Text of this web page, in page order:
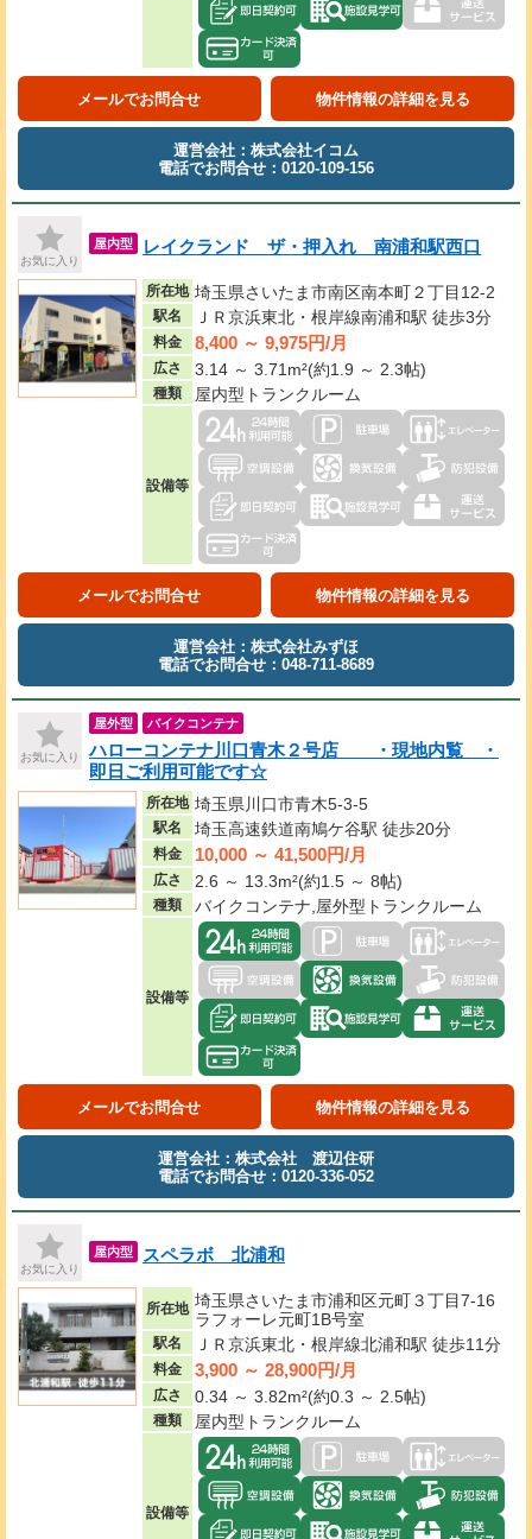
メールでお問合せ 物件情報の詳細を見る
運営会社：株式会社イコム
電話でお問合せ：0120-109-156
お気に入り
屋内型 レイクランド ザ・押入れ 南浦和駅西口
所在地 埼玉県さいたま市南区南本町２丁目12-2
駅名 ＪＲ京浜東北・根岸線南浦和駅 徒歩3分
料金 8,400 ～ 9,975円/月
広さ 3.14 ～ 3.71m²(約1.9 ～ 2.3帖)
種類 屋内型トランクルーム
設備等
メールでお問合せ 物件情報の詳細を見る
運営会社：株式会社みずほ
電話でお問合せ：048-711-8689
お気に入り
屋外型 バイクコンテナ
ハローコンテナ川口青木２号店 ・現地内覧 ・
即日ご利用可能です☆
所在地 埼玉県川口市青木5-3-5
駅名 埼玉高速鉄道南鳩ケ谷駅 徒歩20分
料金 10,000 ～ 41,500円/月
広さ 2.6 ～ 13.3m²(約1.5 ～ 8帖)
種類 バイクコンテナ,屋外型トランクルーム
設備等
メールでお問合せ 物件情報の詳細を見る
運営会社：株式会社 渡辺住研
電話でお問合せ：0120-336-052
お気に入り
屋内型 スペラボ 北浦和
所在地 埼玉県さいたま市浦和区元町３丁目7-16
ラフォーレ元町1B号室
駅名 ＪＲ京浜東北・根岸線北浦和駅 徒歩11分
料金 3,900 ～ 28,900円/月
広さ 0.34 ～ 3.82m²(約0.3 ～ 2.5帖)
種類 屋内型トランクルーム
設備等